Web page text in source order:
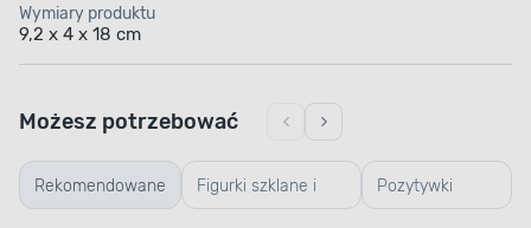
Wymiary produktu
9,2 x 4 x 18 cm
Rekomendowane Figurki szklane i Pozytywki
Możesz potrzebować